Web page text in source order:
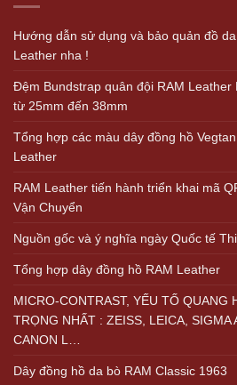
Hướng dẫn sử dụng và bảo quản đồ
Leather nha !
Đệm Bundstrap quân đội RAM Leather
từ 25mm đến 38mm
Tổng hợp các màu dây đồng hồ
Leather
RAM Leather tiến hành triển khai mã
Vận Chuyển
Nguồn gốc và ý nghĩa ngày Quốc tế
Tổng hợp dây đồng hồ RAM Leather
MICRO-CONTRAST, YẾU TỐ QUANG
TRỌNG NHẤT : ZEISS, LEICA, SIGMA
CANON L…
Dây đồng hồ da bò RAM Classic 1963